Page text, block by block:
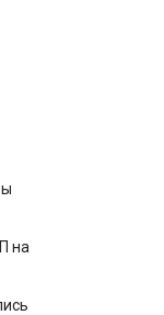
на